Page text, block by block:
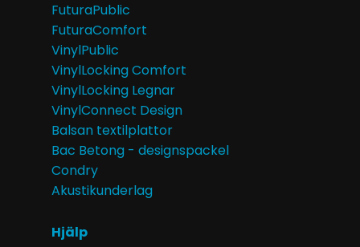
FuturaPublic
FuturaComfort
VinylPublic
VinylLocking Comfort
VinylLocking Legnar
VinylConnect Design
Balsan textilplattor
Bac Betong - designspackel
Condry
Akustikunderlag
Hjälp